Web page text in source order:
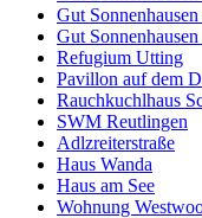
Gut
Gut
Refugium Utting
Pavillon auf dem
Rauchkuchlhaus
SWM Reutlingen
Adlzreiterstraße
Haus Wanda
Haus am See
Wohnung